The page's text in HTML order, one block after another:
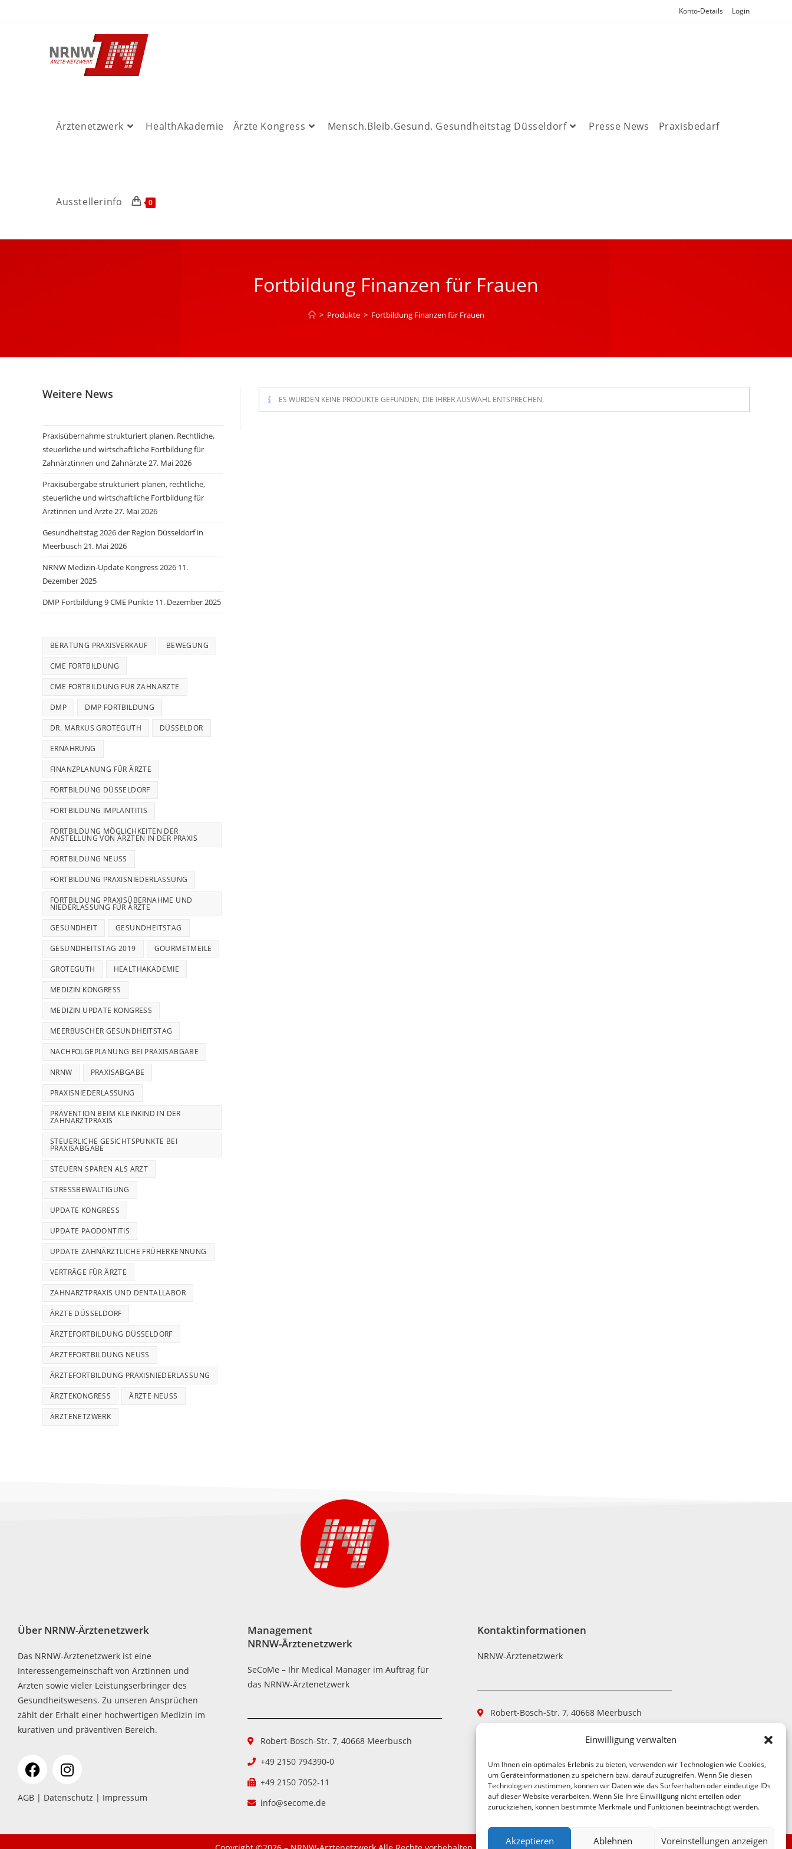
Einwilligung verwalten
Um Ihnen ein optimales Erlebnis zu bieten, verwenden wir Technologien wie Cookies,
um Geräteinformationen zu speichern bzw. darauf zuzugreifen. Wenn Sie diesen
Technologien zustimmen, können wir Daten wie das Surfverhalten oder eindeutige IDs
auf dieser Website verarbeiten. Wenn Sie Ihre Einwilligung nicht erteilen oder
zurückziehen, können bestimmte Merkmale und Funktionen beeinträchtigt werden.
Akzeptieren Ablehnen Voreinstellungen anzeigen
Konto-Details Login
Ärztenetzwerk HealthAkademie Ärzte Kongress Mensch.Bleib.Gesund. Gesundheitstag Düsseldorf Presse News Praxisbedarf
Ausstellerinfo 0
Fortbildung Finanzen für Frauen
> Produkte > Fortbildung Finanzen für Frauen
ES WURDEN KEINE PRODUKTE GEFUNDEN, DIE IHRER AUSWAHL ENTSPRECHEN.
Weitere News
Praxisübernahme strukturiert planen. Rechtliche,
steuerliche und wirtschaftliche Fortbildung für
Zahnärztinnen und Zahnärzte27. Mai 2026
Praxisübergabe strukturiert planen, rechtliche,
steuerliche und wirtschaftliche Fortbildung für
Ärztinnen und Ärzte27. Mai 2026
Gesundheitstag 2026 der Region Düsseldorf in
Meerbusch 21. Mai 2026
NRNW Medizin-Update Kongress 2026 11.
Dezember 2025
DMP Fortbildung 9 CME Punkte 11. Dezember 2025
BERATUNG PRAXISVERKAUF BEWEGUNG
CME FORTBILDUNG
CME FORTBILDUNG FÜR ZAHNÄRZTE
DMP DMP FORTBILDUNG
DR. MARKUS GROTEGUTH DÜSSELDOR
ERNÄHRUNG
FINANZPLANUNG FÜR ÄRZTE
FORTBILDUNG DÜSSELDORF
FORTBILDUNG IMPLANTITIS
FORTBILDUNG MÖGLICHKEITEN DER
ANSTELLUNG VON ÄRZTEN IN DER PRAXIS
FORTBILDUNG NEUSS
FORTBILDUNG PRAXISNIEDERLASSUNG
FORTBILDUNG PRAXISÜBERNAHME UND
NIEDERLASSUNG FÜR ÄRZTE
GESUNDHEIT GESUNDHEITSTAG
GESUNDHEITSTAG 2019 GOURMETMEILE
GROTEGUTH HEALTHAKADEMIE
MEDIZIN KONGRESS
MEDIZIN UPDATE KONGRESS
MEERBUSCHER GESUNDHEITSTAG
NACHFOLGEPLANUNG BEI PRAXISABGABE
NRNW PRAXISABGABE
PRAXISNIEDERLASSUNG
PRÄVENTION BEIM KLEINKIND IN DER
ZAHNARZTPRAXIS
STEUERLICHE GESICHTSPUNKTE BEI
PRAXISABGABE
STEUERN SPAREN ALS ARZT
STRESSBEWÄLTIGUNG
UPDATE KONGRESS
UPDATE PAODONTITIS
UPDATE ZAHNÄRZTLICHE FRÜHERKENNUNG
VERTRÄGE FÜR ÄRZTE
ZAHNARZTPRAXIS UND DENTALLABOR
ÄRZTE DÜSSELDORF
ÄRZTEFORTBILDUNG DÜSSELDORF
ÄRZTEFORTBILDUNG NEUSS
ÄRZTEFORTBILDUNG PRAXISNIEDERLASSUNG
ÄRZTEKONGRESS ÄRZTE NEUSS
ÄRZTENETZWERK
Über NRNW-Ärztenetzwerk
Das NRNW-Ärztenetzwerk ist eine
Interessengemeinschaft von Ärztinnen und
Ärzten sowie vieler Leistungserbringer des
Gesundheitswesens. Zu unseren Ansprüchen
zählt der Erhalt einer hochwertigen Medizin im
kurativen und präventiven Bereich.
AGB | Datenschutz | Impressum
Management
NRNW-Ärztenetzwerk
SeCoMe – Ihr Medical Manager im Auftrag für
das NRNW-Ärztenetzwerk
Robert-Bosch-Str. 7, 40668 Meerbusch
+49 2150 794390-0
+49 2150 7052-11
info@secome.de
Kontaktinformationen
NRNW-Ärztenetzwerk
Robert-Bosch-Str. 7, 40668 Meerbusch
aerztenetzwerk@nrnw.de